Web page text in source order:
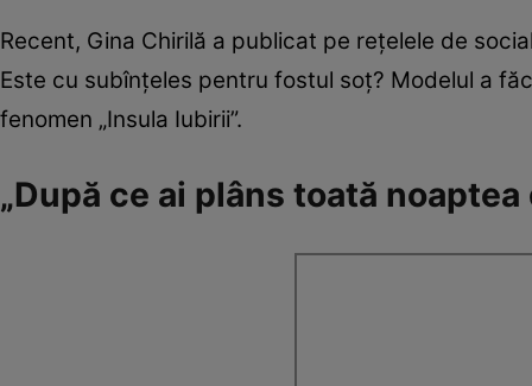
Recent, Gina Chirilă a publicat pe rețelele de
Este cu subînțeles pentru fostul soț? Modelul a
fenomen „Insula Iubirii”.
„După ce ai plâns toată noaptea